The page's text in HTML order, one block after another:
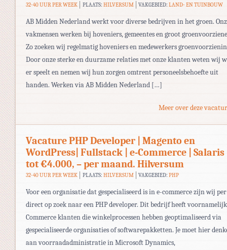
32-40 UUR PER WEEK PLAATS: HILVERSUM VAKGEBIED:LAND- EN TUINBOUW
AB Midden Nederland werkt voor diverse bedrijven in het groen.
vakmensen werken bij hoveniers, gemeentes en groot
Zo zoeken wij regelmatig hoveniers en medewerkers
Door onze sterke en duurzame relaties met onze klanten weten wij
er speelt en nemen wij hun zorgen omtrent personeelsbehoefte uit
handen. Werken via AB Midden Nederland […]
Meer over deze
Vacature PHP Developer | Magento en
WordPress| Fullstack | e-Commerce | Salaris
tot €4.000, – per maand. Hilversum
32-40 UUR PER WEEK PLAATS: HILVERSUM VAKGEBIED:PHP
Voor een organisatie dat gespecialiseerd is in e-commerce zijn wij per
direct op zoek naar een PHP developer. Dit bedrijf heeft
Commerce klanten die winkelprocessen hebben geoptimaliseerd via
gespecialiseerde organisaties of softwarepakketten. Je moet hier
aan voorraadadministratie in Microsoft Dynamics,